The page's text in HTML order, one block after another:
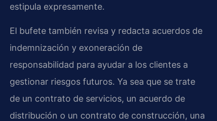
estipula expresamente.
El bufete también revisa y redacta acuerdos de
indemnización y exoneración de
responsabilidad para ayudar a los clientes a
gestionar riesgos futuros. Ya sea que se trate
de un contrato de servicios, un acuerdo de
distribución o un contrato de construcción, una